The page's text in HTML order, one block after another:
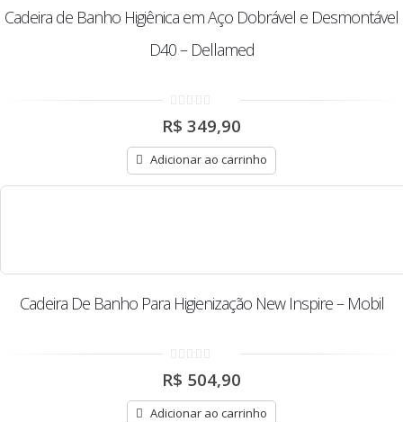
Cadeira de Banho Higiênica em Aço Dobrável e Desmontável
D40 – Dellamed
0
out
5
R$ 349,90
Adicionar ao carrinho
Cadeira De Banho Para Higienização New Inspire – Mobil
0
out
5
R$ 504,90
Adicionar ao carrinho